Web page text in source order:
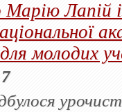
Лапій
молодих